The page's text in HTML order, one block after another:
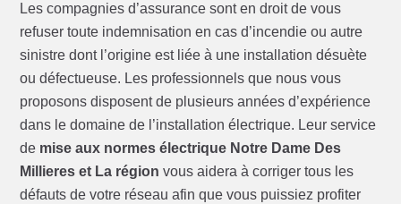
Les compagnies d’assurance sont en droit de vous
refuser toute indemnisation en cas d’incendie ou autre
sinistre dont l’origine est liée à une installation désuète
ou défectueuse. Les professionnels que nous vous
proposons disposent de plusieurs années d’expérience
dans le domaine de l’installation électrique. Leur service
de mise aux normes électrique Notre Dame Des
Millieres et La région vous aidera à corriger tous les
défauts de votre réseau afin que vous puissiez profiter